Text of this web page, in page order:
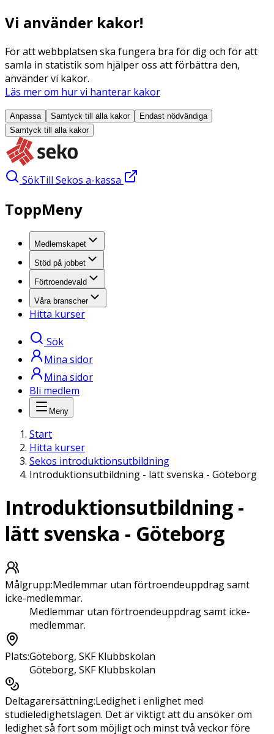
Vi använder kakor!
För att webbplatsen ska fungera bra för dig och för att
samla in statistik som hjälper oss att förbättra den,
använder vi kakor.
Läs mer om hur vi hanterar kakor
Anpassa Samtyck till alla kakor
Endast nödvändiga
Samtyck till alla kakor
SökTill Sekos a-kassa
ToppMeny
Medlemskapet
Stöd på jobbet
Förtroendevald
Våra branscher
Hitta kurser
Sök
Mina sidor
Mina sidor
Bli medlem
Meny
Start
Hitta kurser
Sekos introduktionsutbildning
Introduktionsutbildning - lätt svenska - Göteborg
Introduktionsutbildning -
lätt svenska - Göteborg
Målgrupp:Medlemmar utan förtroendeuppdrag samt
icke-medlemmar.
Medlemmar utan förtroendeuppdrag samt icke-
medlemmar.
Plats:Göteborg, SKF Klubbskolan
Göteborg, SKF Klubbskolan
Deltagarersättning:Ledighet i enlighet med
studieledighetslagen. Det är viktigt att du ansöker om
ledighet så fort som möjligt och minst två veckor före